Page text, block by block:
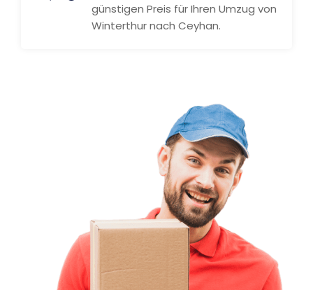
günstigen Preis für Ihren Umzug von
Winterthur nach Ceyhan.